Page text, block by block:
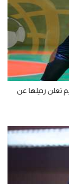
تعلن رحيلها عن